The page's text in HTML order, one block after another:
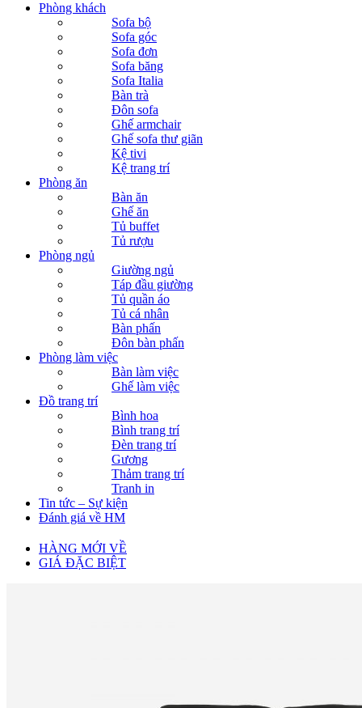
Phòng khách
Sofa bộ
Sofa góc
Sofa đơn
Sofa băng
Sofa Italia
Bàn trà
Đôn sofa
Ghế armchair
Ghế sofa thư giãn
Kệ tivi
Kệ trang trí
Phòng ăn
Bàn ăn
Ghế ăn
Tủ buffet
Tủ rượu
Phòng ngủ
Giường ngủ
Táp đầu giường
Tủ quần áo
Tủ cá nhân
Bàn phấn
Đôn bàn phấn
Phòng làm việc
Bàn làm việc
Ghế làm việc
Đồ trang trí
Bình hoa
Bình trang trí
Đèn trang trí
Gương
Thảm trang trí
Tranh in
Tin tức – Sự kiện
Đánh giá về HM
HÀNG MỚI VỀ
GIÁ ĐẶC BIỆT